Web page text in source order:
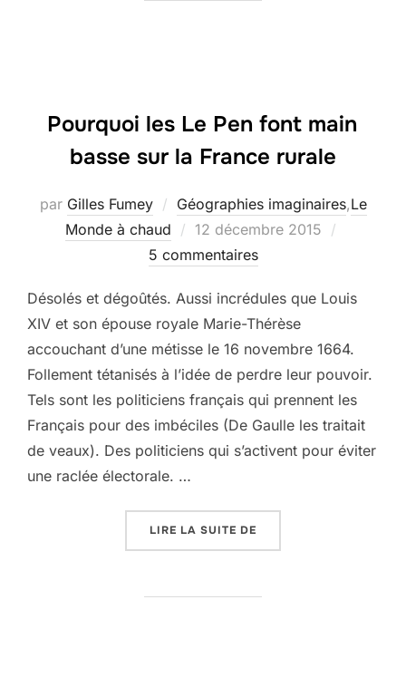
Pourquoi les Le Pen font main
basse sur la France rurale
par Gilles Fumey Géographies imaginaires,Le
Monde à chaud
Publié
le
12 décembre 2015
5 commentaires
Désolés et dégoûtés. Aussi incrédules que Louis
XIV et son épouse royale Marie-Thérèse
accouchant d’une métisse le 16 novembre 1664.
Follement tétanisés à l’idée de perdre leur pouvoir.
Tels sont les politiciens français qui prennent les
Français pour des imbéciles (De Gaulle les traitait
de veaux). Des politiciens qui s’activent pour éviter
une raclée électorale. …
LIRE LA SUITE DE